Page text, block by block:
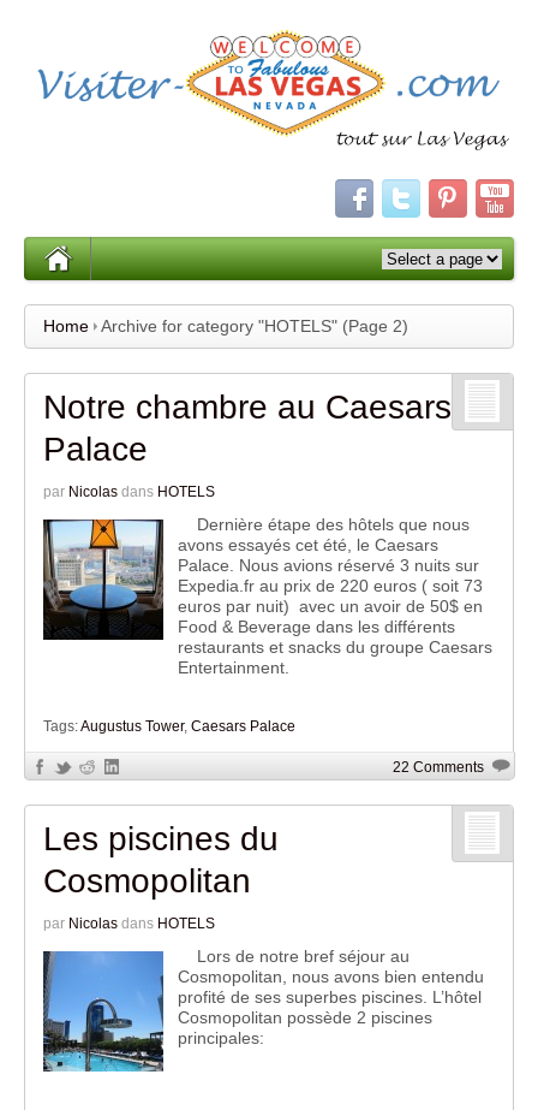
Home Archive for category "HOTELS" (Page 2)
Notre chambre au Caesars
Palace
par Nicolas dans HOTELS
Dernière étape des hôtels que nous
avons essayés cet été, le Caesars
Palace. Nous avions réservé 3 nuits sur
Expedia.fr au prix de 220 euros ( soit 73
euros par nuit) avec un avoir de 50$ en
Food & Beverage dans les différents
restaurants et snacks du groupe Caesars
Entertainment.
Tags:Augustus Tower, Caesars Palace
22 Comments
Les piscines du
Cosmopolitan
par Nicolas dans HOTELS
Lors de notre bref séjour au
Cosmopolitan, nous avons bien entendu
profité de ses superbes piscines. L’hôtel
Cosmopolitan possède 2 piscines
principales: